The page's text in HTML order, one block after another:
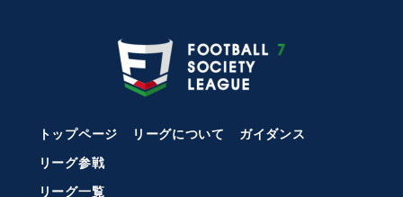
トップページ リーグについて
ガイダンス
リーグ参戦
リーグ一覧